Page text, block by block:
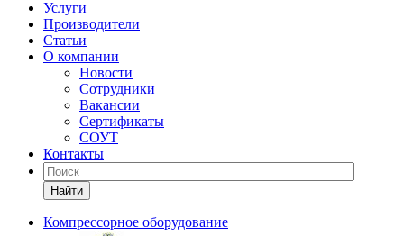
Услуги
Производители
Статьи
О компании
Новости
Сотрудники
Вакансии
Сертификаты
СОУТ
Контакты
Найти
Компрессорное оборудование